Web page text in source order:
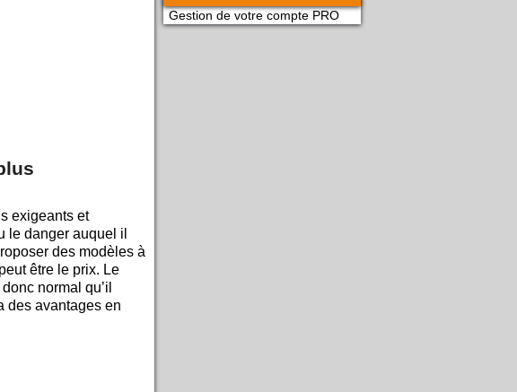
Gestion de votre compte PRO
exigeants et
le danger auquel il
des modèles à
être le prix. Le
normal qu’il
des avantages en